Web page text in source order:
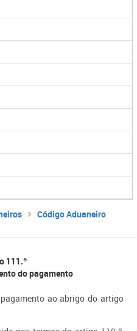
Código Aduaneiro
111.º
do pagamento
ao abrigo do artigo